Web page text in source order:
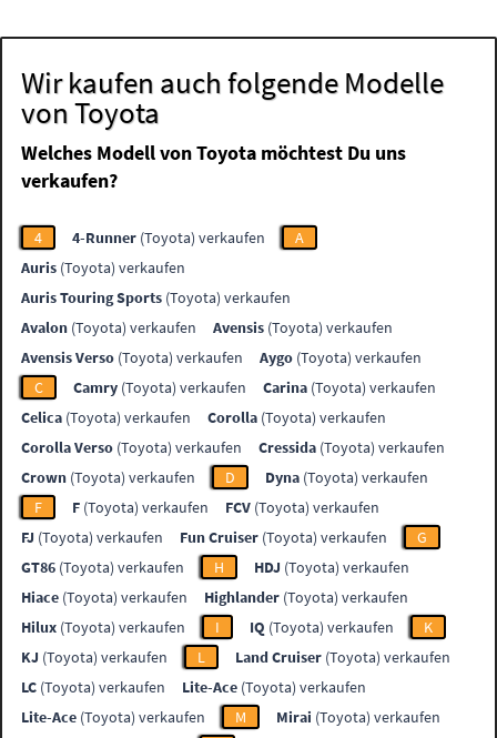
Wir kaufen auch folgende Modelle
von Toyota
Welches Modell von Toyota möchtest Du uns
verkaufen?
4 4-Runner (Toyota) verkaufen
A
Auris (Toyota) verkaufen
Auris Touring Sports (Toyota) verkaufen
Avalon (Toyota) verkaufen Avensis (Toyota) verkaufen
Avensis Verso (Toyota) verkaufen Aygo (Toyota) verkaufen
C
Camry (Toyota) verkaufen Carina (Toyota) verkaufen
Celica (Toyota) verkaufen Corolla (Toyota) verkaufen
Corolla Verso (Toyota) verkaufen Cressida (Toyota) verkaufen
Crown (Toyota) verkaufen D Dyna (Toyota) verkaufen
F
F (Toyota) verkaufen FCV (Toyota) verkaufen
FJ (Toyota) verkaufen Fun Cruiser (Toyota) verkaufen
G
GT86 (Toyota) verkaufen H HDJ (Toyota) verkaufen
Hiace (Toyota) verkaufen Highlander (Toyota) verkaufen
Hilux (Toyota) verkaufen I IQ (Toyota) verkaufen
K
KJ (Toyota) verkaufen L Land Cruiser (Toyota) verkaufen
LC (Toyota) verkaufen Lite-Ace (Toyota) verkaufen
Lite-Ace (Toyota) verkaufen M Mirai (Toyota) verkaufen